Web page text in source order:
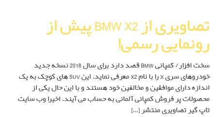
تصاویری از BMW X2 پیش از
رونمایی رسمی!
سخت افزار/ کمپانی BMW قصد دارد برای سال 2018 نسخه جدید
خودروهای سری X را با نام X2 معرفی نماید. این SUV های کوچک به یک
اندازه دارای موافقین و مخالفین خود هستند و با این حال یکی از
محصولات پر فروش کمپانی آلمانی به حساب می آیند. اخیرا وب سایت
تاپ گیر تصاویری منتشر […]